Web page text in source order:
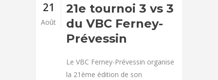
21
Août
21e tournoi 3 vs 3
du VBC Ferney-
Prévessin
Le VBC Ferney-Prévessin organise
la 21ème édition de son